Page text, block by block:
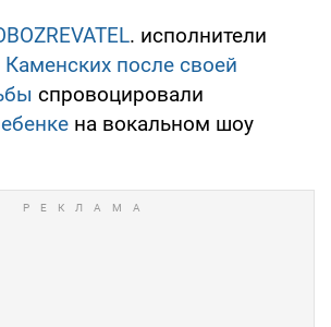
. исполнители
после своей
спровоцировали
на вокальном шоу